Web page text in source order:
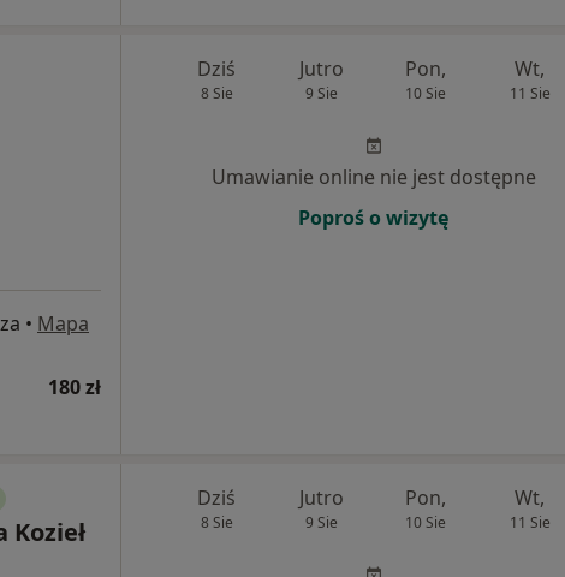
• Mapa
180 zł
Dziś
8 Sie
Jutro
9 Sie
Pon,
10 Sie
Wt,
11 Sie
Umawianie online nie jest dostępne
Poproś o wizytę
Kozieł
Dziś
8 Sie
Jutro
9 Sie
Pon,
10 Sie
Wt,
11 Sie